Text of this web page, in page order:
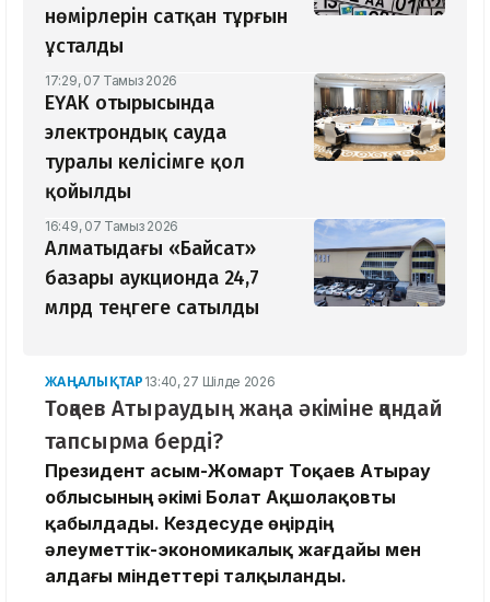
нөмірлерін сатқан тұрғын
ұсталды
17:29, 07 Тамыз 2026
ЕҮАК отырысында
электрондық сауда
туралы келісімге қол
қойылды
16:49, 07 Тамыз 2026
Алматыдағы «Байсат»
базары аукционда 24,7
млрд теңгеге сатылды
ЖАҢАЛЫҚТАР 13:40, 27 Шілде 2026
Тоқаев Атыраудың жаңа әкіміне қандай
тапсырма берді?
Президент Қасым-Жомарт Тоқаев Атырау
облысының әкімі Болат Ақшолақовты
қабылдады. Кездесуде өңірдің
әлеуметтік-экономикалық жағдайы мен
алдағы міндеттері талқыланды.